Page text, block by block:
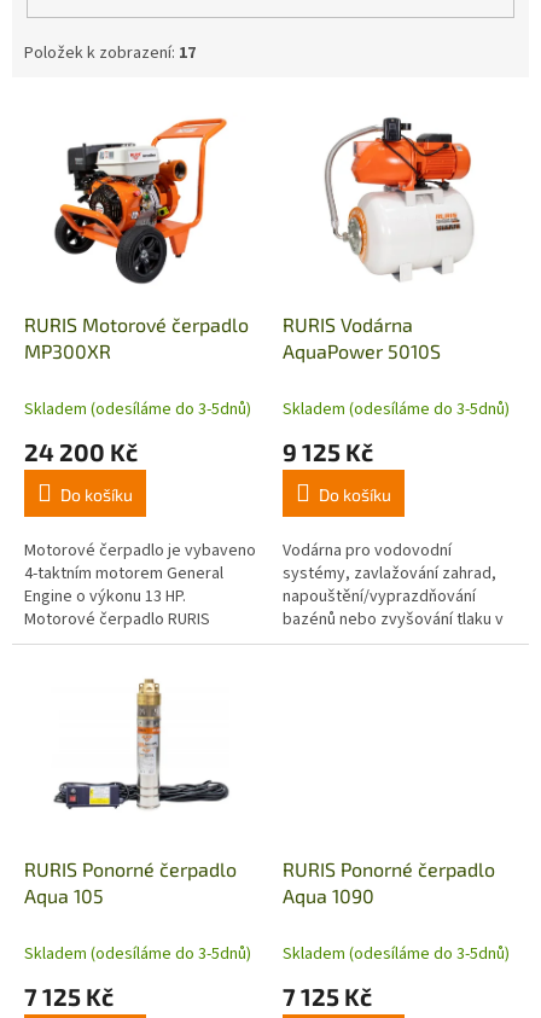
Položek k zobrazení: 17
RURIS Motorové čerpadlo
MP300XR
Skladem (odesíláme do 3-5dnů)
24 200 Kč
Do košíku
Motorové čerpadlo je vybaveno
4-taktním motorem General
Engine o výkonu 13 HP.
Motorové čerpadlo RURIS
MP300XR je vhodné i pro farmy,
RURIS Vodárna
AquaPower 5010S
Skladem (odesíláme do 3-5dnů)
9 125 Kč
Do košíku
Vodárna pro vodovodní
systémy, zavlažování zahrad,
napouštění/vyprazdňování
bazénů nebo zvyšování tlaku v
síti zásobování pitnou vodou,
RURIS Ponorné čerpadlo
Aqua 105
Skladem (odesíláme do 3-5dnů)
7 125 Kč
RURIS Ponorné čerpadlo
Aqua 1090
Skladem (odesíláme do 3-5dnů)
7 125 Kč